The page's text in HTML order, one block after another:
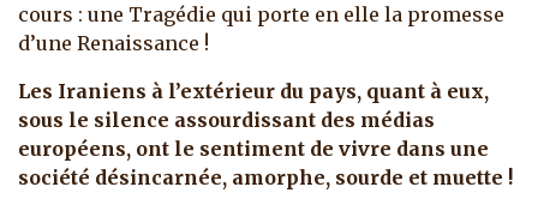
cours : une Tragédie qui porte en elle la promesse
d’une Renaissance !
Les Iraniens à l’extérieur du pays, quant à eux,
sous le silence assourdissant des médias
européens, ont le sentiment de vivre dans une
société désincarnée, amorphe, sourde et muette !